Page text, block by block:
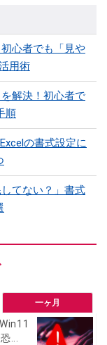
初心者でも「見や
用術
を解決！初心者で
順
の書式設定に
してない？」書式
一ヶ月
...